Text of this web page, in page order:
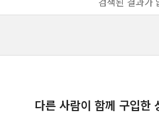
다른 사람이 함께 구입한